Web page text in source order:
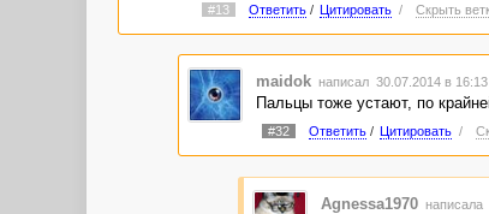
#13 Ответить/ Цитировать / Скрыть
maidok написал 30.07.2014 в 16:13
Пальцы тоже устают, по
#32 Ответить/ Цитировать /
Agnessa1970 написала